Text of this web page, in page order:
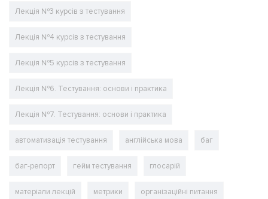
Лекція №3 курсів з тестування
Лекція №4 курсів з тестування
Лекція №5 курсів з тестування
Лекція №6. Тестування: основи і практика
Лекція №7. Тестування: основи і практика
автоматизація тестування англійська мова баг
баг-репорт гейм тестування глосарій
матеріали лекцій метрики організаційні питання